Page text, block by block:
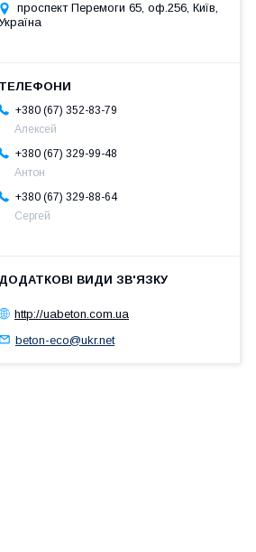
проспект Перемоги 65, оф.256, Київ,
+380 (67) 352-83-79
Алексей
+380 (67) 329-99-48
Антон
+380 (67) 329-88-64
Сергей
http://uabeton.com.ua
beton-eco@ukr.net